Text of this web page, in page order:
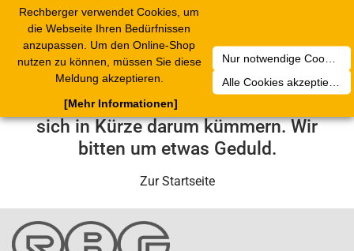
Rechberger verwendet Cookies, um
die Webseite Ihren Bedürfnissen
anzupassen. Um den Online-Shop
nutzen zu können, müssen Sie diese
Meldung akzeptieren.
Nur notwendige Cookies akzeptieren
Alle Cookies akzeptieren
[Mehr Informationen]
Leider ist ein technischer Fehler
aufgetreten. Unser Service-Team wird
sich in Kürze darum kümmern. Wir
bitten um etwas Geduld.
Zur Startseite